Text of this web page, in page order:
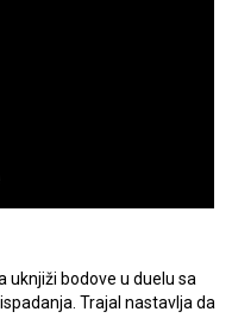
uknjiži bodove u duelu sa
Trajal nastavlja da